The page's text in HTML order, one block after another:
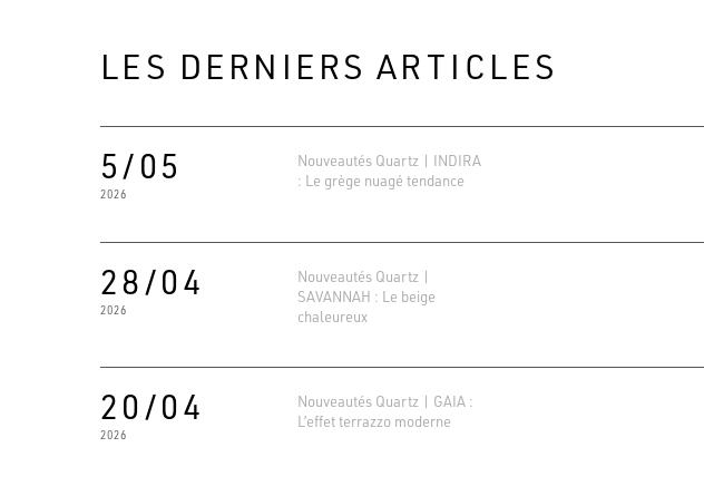
LES DERNIERS ARTICLES
5/05
2026
Nouveautés Quartz | INDIRA
: Le grège nuagé tendance
28/04
2026
Nouveautés Quartz |
SAVANNAH : Le beige
chaleureux
20/04
2026
Nouveautés Quartz | GAIA :
L’effet terrazzo moderne